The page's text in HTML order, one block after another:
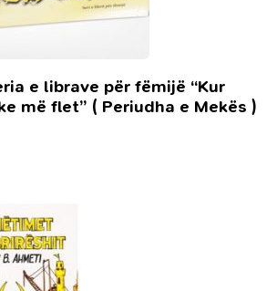
e librave për fëmijë “Kur
më flet” ( Periudha e Mekës )